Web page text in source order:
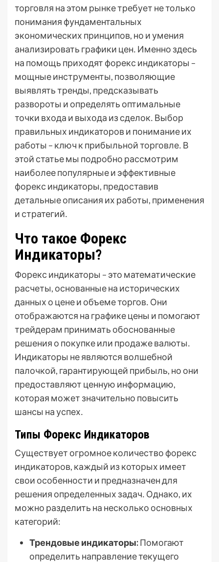
торговля на этом рынке требует не только
понимания фундаментальных
экономических принципов, но и умения
анализировать графики цен․ Именно здесь
на помощь приходят форекс индикаторы –
мощные инструменты, позволяющие
выявлять тренды, предсказывать
развороты и определять оптимальные
точки входа и выхода из сделок․ Выбор
правильных индикаторов и понимание их
работы – ключ к прибыльной торговле․ В
этой статье мы подробно рассмотрим
наиболее популярные и эффективные
форекс индикаторы, предоставив
детальные описания их работы, применения
и стратегий․
Что такое Форекс
Индикаторы?
Форекс индикаторы – это математические
расчеты, основанные на исторических
данных о цене и объеме торгов․ Они
отображаются на графике цены и помогают
трейдерам принимать обоснованные
решения о покупке или продаже валюты․
Индикаторы не являются волшебной
палочкой, гарантирующей прибыль, но они
предоставляют ценную информацию,
которая может значительно повысить
шансы на успех․
Типы Форекс Индикаторов
Существует огромное количество форекс
индикаторов, каждый из которых имеет
свои особенности и предназначен для
решения определенных задач․ Однако, их
можно разделить на несколько основных
категорий:
Трендовые индикаторы:Помогают
определить направление текущего